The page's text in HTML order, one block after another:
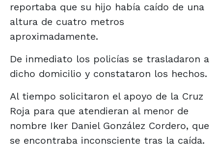
reportaba que su hijo había caído de una
altura de cuatro metros
aproximadamente.
De inmediato los policías se trasladaron a
dicho domicilio y constataron los hechos.
Al tiempo solicitaron el apoyo de la Cruz
Roja para que atendieran al menor de
nombre Iker Daniel González Cordero, que
se encontraba inconsciente tras la caída.